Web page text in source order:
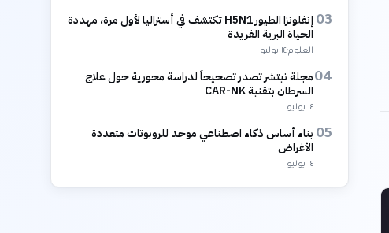
03
إنفلونزا الطيور H5N1 تكتشف في أستراليا لأول مرة، مهددة
الحياة البرية الفريدة
العلوم·١٤ يوليو
04مجلة نيتشر تصدر تصحيحاً لدراسة محورية حول علاج
السرطان بتقنية CAR-NK
١٤ يوليو
05 بناء أساس ذكاء اصطناعي موحد للروبوتات متعددة
الأغراض
١٤ يوليو